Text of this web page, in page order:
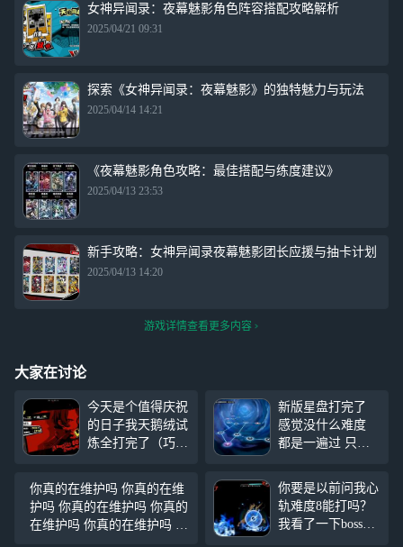
女神异闻录：夜幕魅影角色阵容搭配攻略解析
2025/04/21 09:31
探索《女神异闻录：夜幕魅影》的独特魅力与玩法
2025/04/14 14:21
《夜幕魅影角色攻略：最佳搭配与练度建议》
2025/04/13 23:53
新手攻略：女神异闻录夜幕魅影团长应援与抽卡计划
2025/04/13 14:20
游戏详情查看更多内容
大家在讨论
今天是个值得庆祝
的日子我天鹅绒试
炼全打完了（巧匠
了（满勤） 坐等
下个宫殿更新 #女
神异闻录：夜幕魅
新版星盘打完了
感觉没什么难度
都是一遍过 只要
度，基本就能过这
个星盘 那些说星
盘过不去的，基本
都是没抽到版本t0
你真的在维护吗 你真的在维
护吗 你真的在维护吗 你真的
在维护吗 你真的在维护吗 你
你要是以前问我心
轨难度8能打吗？
我看了一下boss全